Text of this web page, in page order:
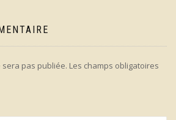
pas publiée. Les champs obligatoires